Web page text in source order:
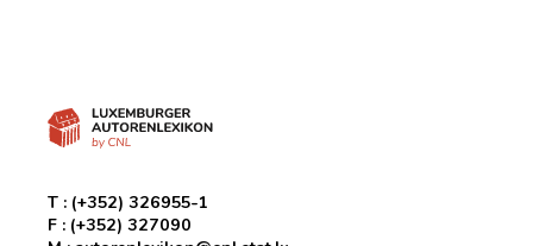
T : (+352) 326955-1
F : (+352) 327090